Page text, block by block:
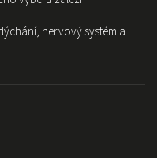
nervový systém a